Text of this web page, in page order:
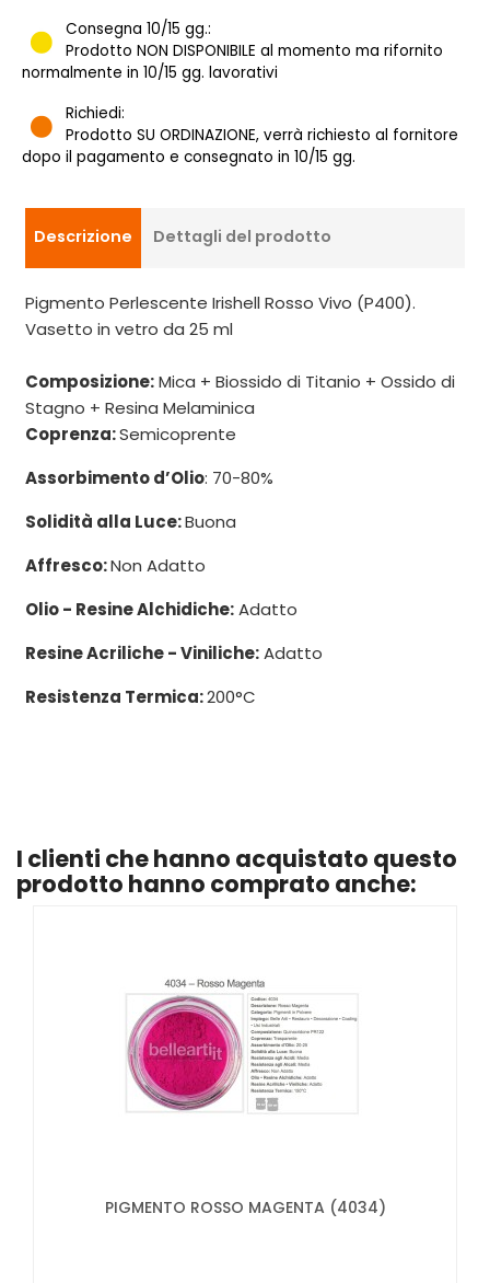
Consegna 10/15 gg.:
Prodotto NON DISPONIBILE al momento ma rifornito
normalmente in 10/15 gg. lavorativi
Richiedi:
Prodotto SU ORDINAZIONE, verrà richiesto al fornitore
dopo il pagamento e consegnato in 10/15 gg.
Descrizione Dettagli del prodotto
Pigmento Perlescente Irishell Rosso Vivo (P400).
Vasetto in vetro da 25 ml
Composizione:Mica + Biossido di Titanio + Ossido di
Stagno + Resina Melaminica
Coprenza:Semicoprente
Assorbimento d’Olio: 70-80%
Solidità alla Luce:Buona
Affresco:Non Adatto
Olio - Resine Alchidiche:Adatto
Resine Acriliche - Viniliche:Adatto
Resistenza Termica:200°C
I clienti che hanno acquistato questo
prodotto hanno comprato anche:
PIGMENTO ROSSO MAGENTA (4034)